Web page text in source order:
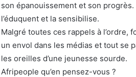
son épanouissement et son
l’éduquent et la sensibilise.
Malgré toutes ces rappels à l’ordre,
un envol dans les médias et tout se
les oreilles d’une jeunesse sourde.
Afripeople qu’en pensez-vous ?